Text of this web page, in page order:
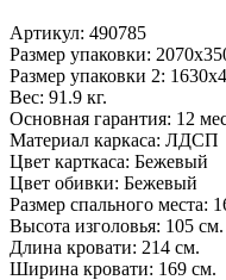
Артикул: 490785
Размер упаковки:
Размер упаковки 2:
Вес: 91.9 кг.
Основная гарантия: 12
Материал каркаса: ЛДСП
Цвет карткаса: Бежевый
Цвет обивки: Бежевый
Размер спального места:
Высота изголовья: 105 см.
Длина кровати: 214 см.
Ширина кровати: 169 см.